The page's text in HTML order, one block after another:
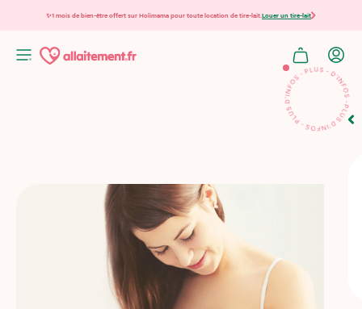
✨1 mois de bien-être offert sur Holimama pour toute location de tire-lait.Louer un tire-lait